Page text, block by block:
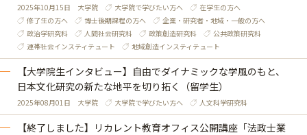
2025年10月15日 大学院 大学院で学びたい方へ
在学生の方へ
修了生の方へ
博士後期課程の方へ
企業・研究者・地域・一般の方へ
政治学研究科
人間社会研究科 政策創造研究科
公共政策研究科
連帯社会インスティテュート
地域創造インスティテュート
【大学院生インタビュー】自由でダイナミックな学風のもと、
日本文化研究の新たな地平を切り拓く（留学生）
2025年08月01日 大学院 大学院で学びたい方へ 人文科学研究科
【終了しました】リカレント教育オフィス公開講座「法政士業